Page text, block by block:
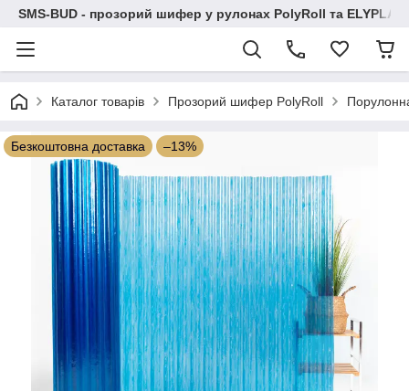
SMS-BUD - прозорий шифер у рулонах PolyRoll та
Каталог товарів Прозорий шифер PolyRoll
Безкоштовна доставка –13%